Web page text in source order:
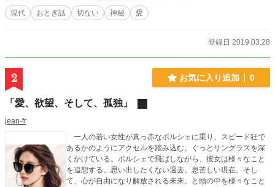
現代 おとぎ話 切ない 神秘 愛
登録日 2019.03.28
2 お気に入り追加 0
「愛、欲望、そして、孤独」
jean-fr
一人の若い女性が真っ赤なポルシェに乗り、スピード狂で
あるかのようにアクセルを踏み込む。ぐっとサングラスを深
くかけている。ポルシェで飛ばしながら、彼女は様々なこと
を追想する。思い出したくない過去。息苦しい現在。そし
て、心が自由になり解放される未来。と頭の中を様々なこと